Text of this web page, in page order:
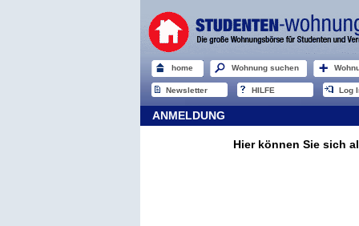
home Wohnung suchen
Newsletter HILFE Log
ANMELDUNG
Hier können Sie sich